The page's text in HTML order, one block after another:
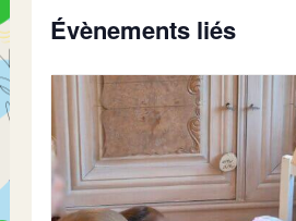
Évènements liés